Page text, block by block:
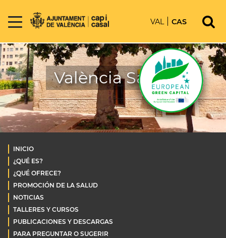
VAL CAS
València Salud
INICIO
¿QUÉ ES?
¿QUÉ OFRECE?
PROMOCIÓN DE LA SALUD
NOTICIAS
TALLERES Y CURSOS
PUBLICACIONES Y DESCARGAS
PARA PREGUNTAR O SUGERIR